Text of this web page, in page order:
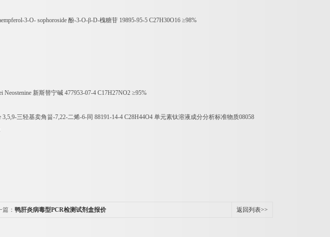
3-O- sophoroside 酚-3-O-β-D-槐糖苷 19895-95-5 C27H30O16 ≥98%
Neostenine 新斯替宁碱 477953-07-4 C17H27NO2 ≥95%
3,5,9-三轻基卖角甾-7,22-二烯-6-同 88191-14-4 C28H44O4 单元素钛溶液成分分析标准物质08058
篇： 鸭肝炎病毒型PCR检测试剂盒报价 返回列表>>